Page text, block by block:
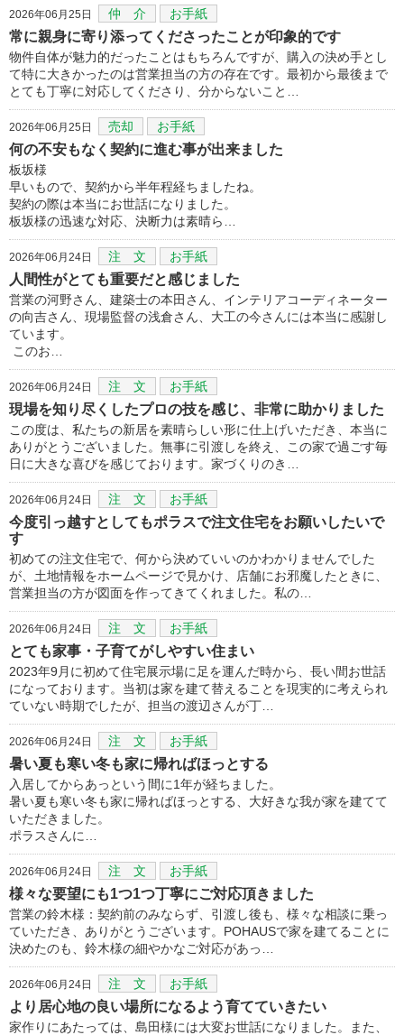
2026年06月25日 仲 介 お手紙
常に親身に寄り添ってくださったことが印象的です
物件自体が魅力的だったことはもちろんですが、購入の決め手とし
て特に大きかったのは営業担当の方の存在です。最初から最後まで
とても丁寧に対応してくださり、分からないこと…
2026年06月25日 売却 お手紙
何の不安もなく契約に進む事が出来ました
板坂様
早いもので、契約から半年程経ちましたね。
契約の際は本当にお世話になりました。
板坂様の迅速な対応、決断力は素晴ら…
2026年06月24日 注 文 お手紙
人間性がとても重要だと感じました
営業の河野さん、建築士の本田さん、インテリアコーディネーター
の向吉さん、現場監督の浅倉さん、大工の今さんには本当に感謝し
ています。
このお…
2026年06月24日 注 文 お手紙
現場を知り尽くしたプロの技を感じ、非常に助かりました
この度は、私たちの新居を素晴らしい形に仕上げいただき、本当に
ありがとうございました。無事に引渡しを終え、この家で過ごす毎
日に大きな喜びを感じております。家づくりのき…
2026年06月24日 注 文 お手紙
今度引っ越すとしてもポラスで注文住宅をお願いしたいで
す
初めての注文住宅で、何から決めていいのかわかりませんでした
が、土地情報をホームページで見かけ、店舗にお邪魔したときに、
営業担当の方が図面を作ってきてくれました。私の…
2026年06月24日 注 文 お手紙
とても家事・子育てがしやすい住まい
2023年9月に初めて住宅展示場に足を運んだ時から、長い間お世話
になっております。当初は家を建て替えることを現実的に考えられ
ていない時期でしたが、担当の渡辺さんが丁…
2026年06月24日 注 文 お手紙
暑い夏も寒い冬も家に帰ればほっとする
入居してからあっという間に1年が経ちました。
暑い夏も寒い冬も家に帰ればほっとする、大好きな我が家を建てて
いただきました。
ポラスさんに…
2026年06月24日 注 文 お手紙
様々な要望にも1つ1つ丁寧にご対応頂きました
営業の鈴木様：契約前のみならず、引渡し後も、様々な相談に乗っ
ていただき、ありがとうございます。POHAUSで家を建てることに
決めたのも、鈴木様の細やかなご対応があっ…
2026年06月24日 注 文 お手紙
より居心地の良い場所になるよう育てていきたい
家作りにあたっては、島田様には大変お世話になりました。また、